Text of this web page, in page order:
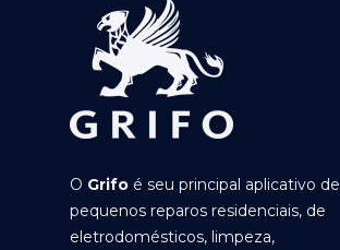
O Grifo é seu principal aplicativo de
pequenos reparos residenciais, de
eletrodomésticos, limpeza,